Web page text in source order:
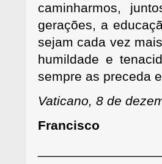
caminharmos,
gerações, a
sejam cada vez
humildade e
sempre as preceda
Vaticano, 8 de
Francisco